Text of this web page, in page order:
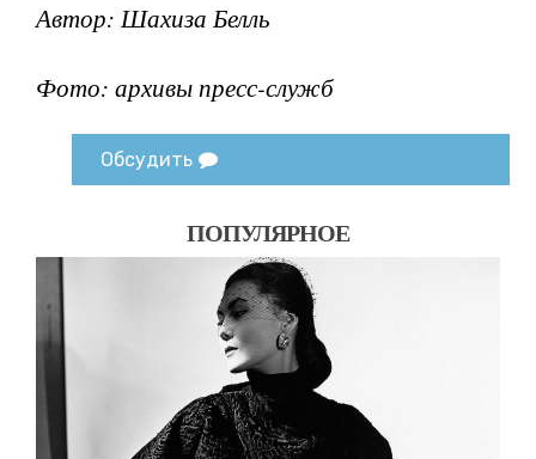
Автор: Шахиза Белль
Фото: архивы пресс-служб
Обсудить
ПОПУЛЯРНОЕ